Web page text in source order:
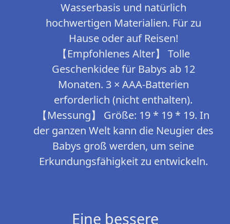
Wasserbasis und natürlich
hochwertigen Materialien. Für zu
Hause oder auf Reisen!
【Empfohlenes Alter】 Tolle
Geschenkidee für Babys ab 12
Monaten. 3 × AAA-Batterien
erforderlich (nicht enthalten).
【Messung】 Größe: 19 * 19 * 19. In
der ganzen Welt kann die Neugier des
Babys groß werden, um seine
Erkundungsfähigkeit zu entwickeln.
Eine bessere